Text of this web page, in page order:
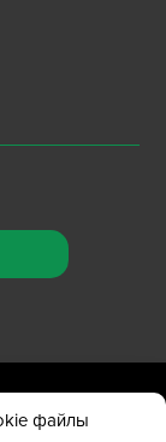
файлы